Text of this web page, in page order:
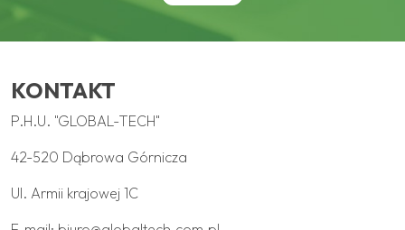
KONTAKT
P.H.U. "GLOBAL-TECH"
42-520 Dąbrowa Górnicza
Ul. Armii krajowej 1C